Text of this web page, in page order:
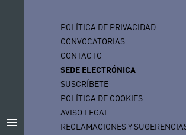
menu
POLÍTICA DE PRIVACIDAD
CONVOCATORIAS
CONTACTO
SEDE ELECTRÓNICA
SUSCRÍBETE
POLÍTICA DE COOKIES
AVISO LEGAL
RECLAMACIONES Y